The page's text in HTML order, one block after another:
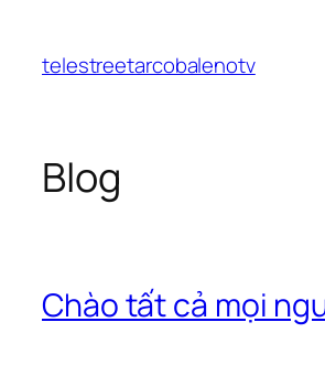
phầntelestreetarcobalenotv
Blog
Chào tất cả mọi